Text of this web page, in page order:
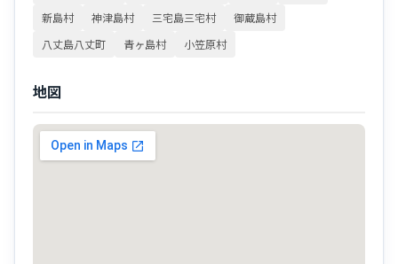
新島村
神津島村 三宅島三宅村
御蔵島村
八丈島八丈町
青ヶ島村 小笠原村
地図